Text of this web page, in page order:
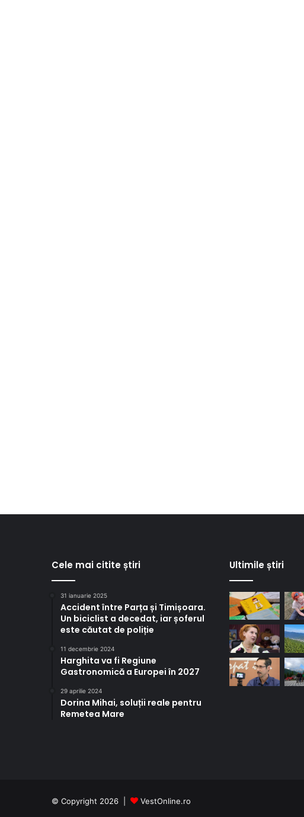
Cele mai citite știri
31 ianuarie 2025
Accident între Parța și Timișoara.
Un biciclist a decedat, iar șoferul
este căutat de poliție
11 decembrie 2024
Harghita va fi Regiune
Gastronomică a Europei în 2027
29 aprilie 2024
Dorina Mihai, soluții reale pentru
Remetea Mare
Ultimile știri
© Copyright 2026 | VestOnline.ro